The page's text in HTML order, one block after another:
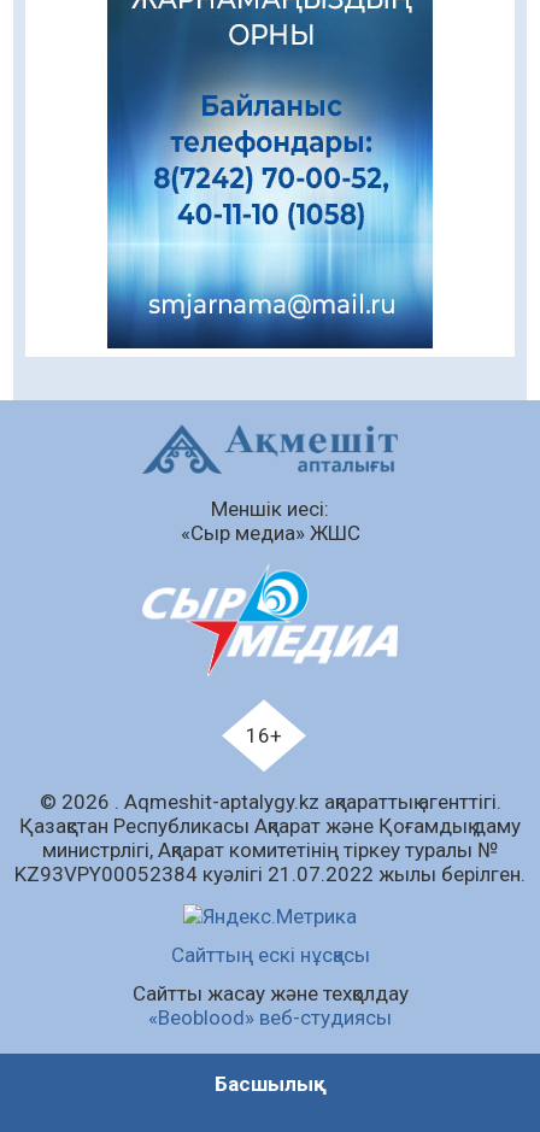
Еңбегі ерлікпен тең мамандық
Даналықтың шырағданы, ой-сананың
шамшырағы
08.08.2026
Кенеге қарсы залалсыздандыру жұмыстары
жүргізілуде
07.08.2026
Сыбайлас жемқорлық
ашықтығы мен қолжетімділігін арттыру
«Дауыс беру учаскесін қалай табуға болады?»￼
07.08.2026 62 0
Барлық жаңалық
Меншік иесі:
«Сыр медиа» ЖШС
16+
© 2026 . Аqmeshit-aptalygy.kz ақпараттық агенттігі.
Қазақстан Республикасы Ақпарат және Қоғамдық даму
министрлігі, Ақпарат комитетінің тіркеу туралы №
KZ93VPY00052384 куәлігі 21.07.2022 жылы берілген.
Сайттың ескі нұсқасы
Сайтты жасау және техқолдау
«Beoblood» веб-студиясы
Басшылық